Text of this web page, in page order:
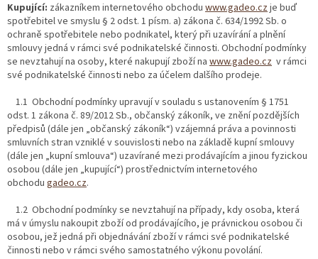
Kupující: zákazníkem internetového obchodu www.gadeo.czje buď
spotřebitel ve smyslu § 2 odst. 1 písm. a) zákona č. 634/1992 Sb. o
ochraně spotřebitele nebo podnikatel, který při uzavírání a plnění
smlouvy jedná v rámci své podnikatelské činnosti. Obchodní podmínky
se nevztahují na osoby, které nakupují zboží na www.gadeo.cz v rámci
své podnikatelské činnosti nebo za účelem dalšího prodeje.
1.1 Obchodní podmínky upravují v souladu s ustanovením § 1751
odst. 1 zákona č. 89/2012 Sb., občanský zákoník, ve znění pozdějších
předpisů (dále jen „občanský zákoník“) vzájemná práva a povinnosti
smluvních stran vzniklé v souvislosti nebo na základě kupní smlouvy
(dále jen „kupní smlouva“) uzavírané mezi prodávajícím a jinou fyzickou
osobou (dále jen „kupující“) prostřednictvím internetového
obchodu gadeo.cz.
1.2 Obchodní podmínky se nevztahují na případy, kdy osoba, která
má v úmyslu nakoupit zboží od prodávajícího, je právnickou osobou či
osobou, jež jedná při objednávání zboží v rámci své podnikatelské
činnosti nebo v rámci svého samostatného výkonu povolání.